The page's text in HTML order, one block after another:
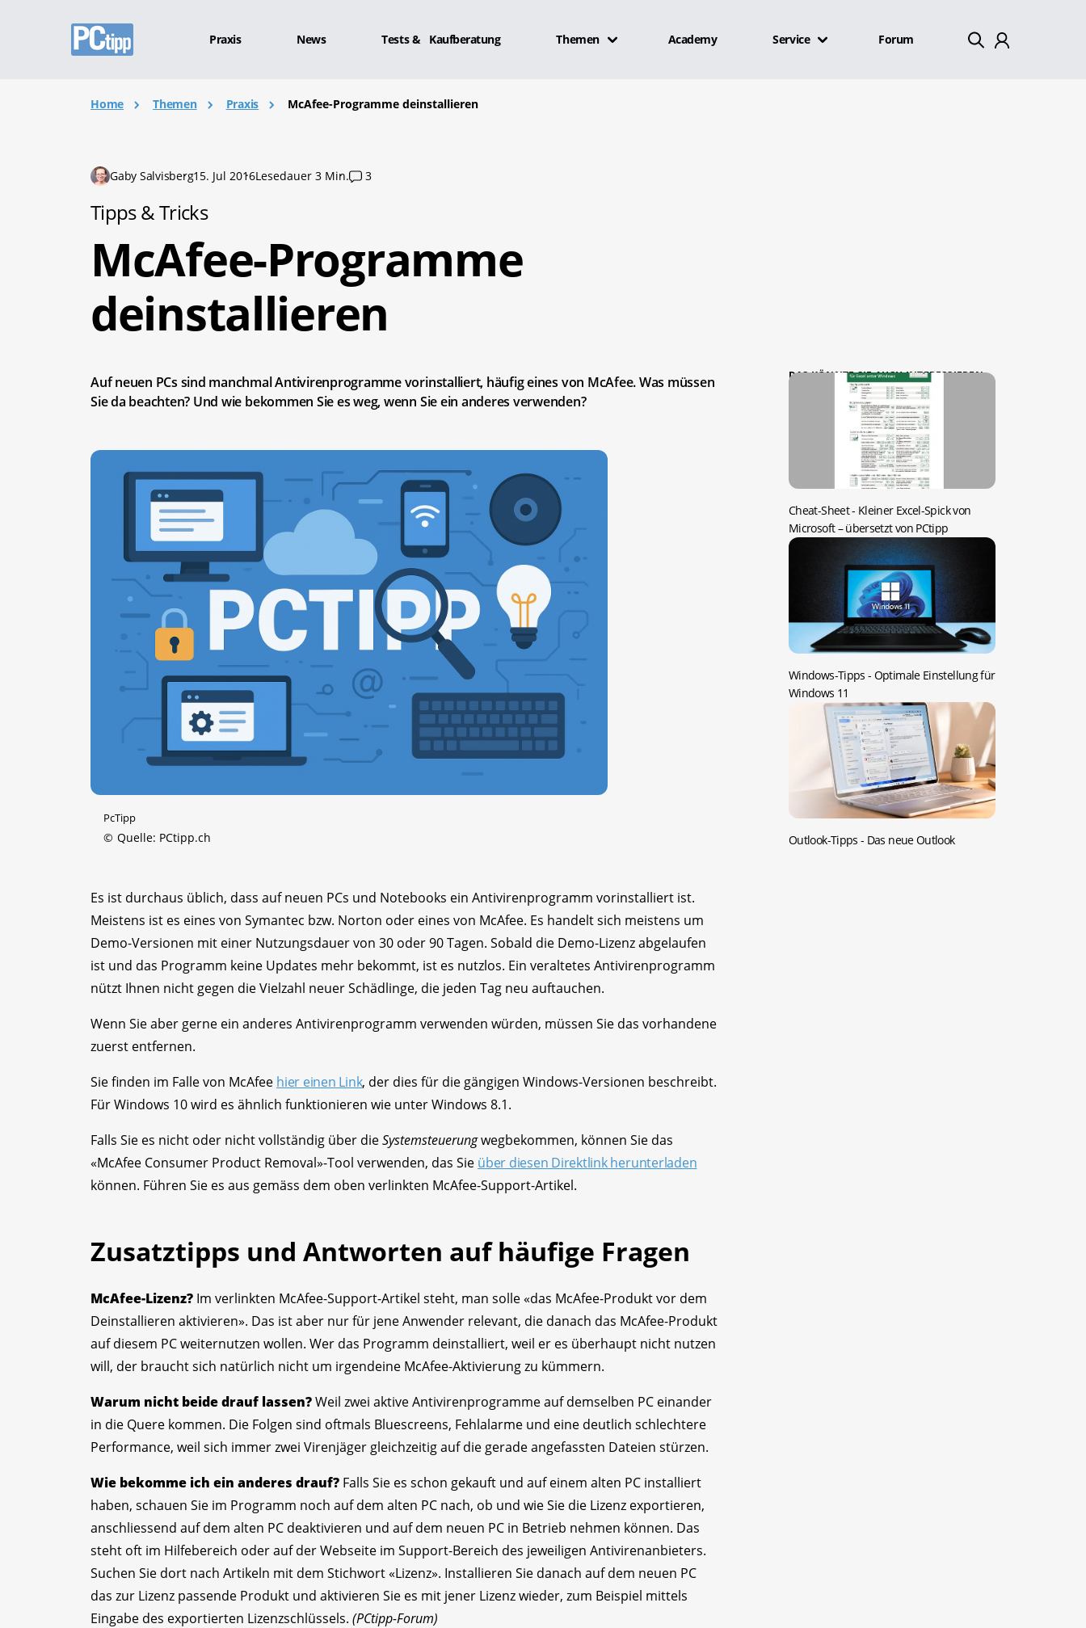
Praxis News Tests & Kaufberatung Themen Academy Service Forum
Home Themen Praxis McAfee-Programme deinstallieren
Gaby Salvisberg15. Jul 2016Lesedauer 3 Min. 3
Tipps & Tricks
McAfee-Programme
deinstallieren
Auf neuen PCs sind manchmal Antivirenprogramme vorinstalliert, häufig eines von McAfee. Was müssen
Sie da beachten? Und wie bekommen Sie es weg, wenn Sie ein anderes verwenden?
PcTipp
© Quelle: PCtipp.ch
Es ist durchaus üblich, dass auf neuen PCs und Notebooks ein Antivirenprogramm vorinstalliert ist.
Meistens ist es eines von Symantec bzw. Norton oder eines von McAfee. Es handelt sich meistens um
Demo-Versionen mit einer Nutzungsdauer von 30 oder 90 Tagen. Sobald die Demo-Lizenz abgelaufen
ist und das Programm keine Updates mehr bekommt, ist es nutzlos. Ein veraltetes Antivirenprogramm
nützt Ihnen nicht gegen die Vielzahl neuer Schädlinge, die jeden Tag neu auftauchen.
Wenn Sie aber gerne ein anderes Antivirenprogramm verwenden würden, müssen Sie das vorhandene
zuerst entfernen.
Sie finden im Falle von McAfee hier einen Link, der dies für die gängigen Windows-Versionen beschreibt.
Für Windows 10 wird es ähnlich funktionieren wie unter Windows 8.1.
Falls Sie es nicht oder nicht vollständig über dieSystemsteuerungwegbekommen, können Sie das
«McAfee Consumer Product Removal»-Tool verwenden, das Sie über diesen Direktlink herunterladen
können. Führen Sie es aus gemäss dem oben verlinkten McAfee-Support-Artikel.
Zusatztipps und Antworten auf häufige Fragen
McAfee-Lizenz? Im verlinkten McAfee-Support-Artikel steht, man solle «das McAfee-Produkt vor dem
Deinstallieren aktivieren». Das ist aber nur für jene Anwender relevant, die danach das McAfee-Produkt
auf diesem PC weiternutzen wollen. Wer das Programm deinstalliert, weil er es überhaupt nicht nutzen
will, der braucht sich natürlich nicht um irgendeine McAfee-Aktivierung zu kümmern.
Warum nicht beide drauf lassen?Weil zwei aktive Antivirenprogramme auf demselben PC einander
in die Quere kommen. Die Folgen sind oftmals Bluescreens, Fehlalarme und eine deutlich schlechtere
Performance, weil sich immer zwei Virenjäger gleichzeitig auf die gerade angefassten Dateien stürzen.
Wie bekomme ich ein anderes drauf? Falls Sie es schon gekauft und auf einem alten PC installiert
haben, schauen Sie im Programm noch auf dem alten PC nach, ob und wie Sie die Lizenz exportieren,
anschliessend auf dem alten PC deaktivieren und auf dem neuen PC in Betrieb nehmen können. Das
steht oft im Hilfebereich oder auf der Webseite im Support-Bereich des jeweiligen Antivirenanbieters.
Suchen Sie dort nach Artikeln mit dem Stichwort «Lizenz». Installieren Sie danach auf dem neuen PC
das zur Lizenz passende Produkt und aktivieren Sie es mit jener Lizenz wieder, zum Beispiel mittels
Eingabe des exportierten Lizenzschlüssels. (PCtipp-Forum)
DAS KÖNNTE SIE AUCH INTERESSIEREN:
Cheat-Sheet - Kleiner Excel-Spick von
Microsoft – übersetzt von PCtipp
Windows-Tipps - Optimale Einstellung für
Windows 11
Outlook-Tipps - Das neue Outlook